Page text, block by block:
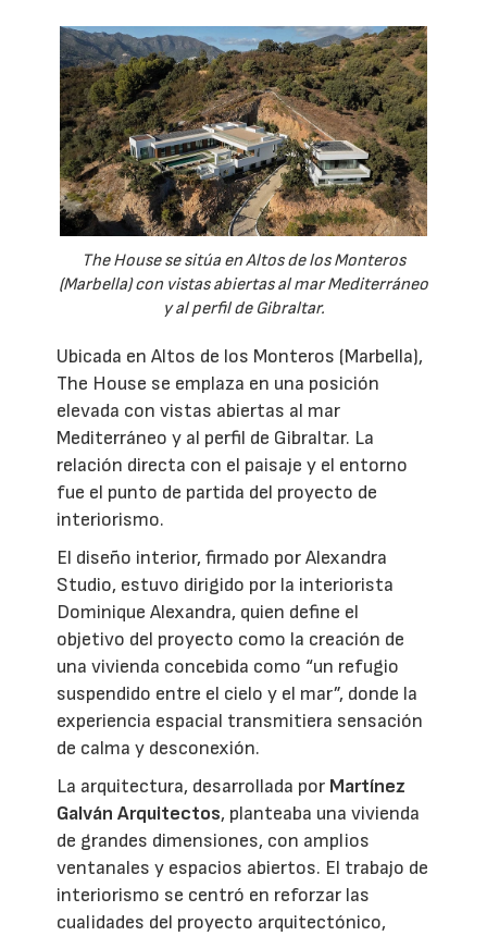
The House se sitúa en Altos de los Monteros
(Marbella) con vistas abiertas al mar Mediterráneo
y al perfil de Gibraltar.
Ubicada en Altos de los Monteros (Marbella),
The House se emplaza en una posición
elevada con vistas abiertas al mar
Mediterráneo y al perfil de Gibraltar. La
relación directa con el paisaje y el entorno
fue el punto de partida del proyecto de
interiorismo.
El diseño interior, firmado por Alexandra
Studio, estuvo dirigido por la interiorista
Dominique Alexandra, quien define el
objetivo del proyecto como la creación de
una vivienda concebida como “un refugio
suspendido entre el cielo y el mar”, donde la
experiencia espacial transmitiera sensación
de calma y desconexión.
La arquitectura, desarrollada por Martínez
Galván Arquitectos, planteaba una vivienda
de grandes dimensiones, con amplios
ventanales y espacios abiertos. El trabajo de
interiorismo se centró en reforzar las
cualidades del proyecto arquitectónico,